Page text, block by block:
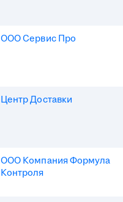
ООО Сервис Про
Центр Доставки
ООО Компания Формула
Контроля